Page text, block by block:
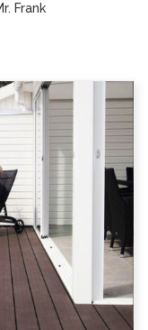
Frank